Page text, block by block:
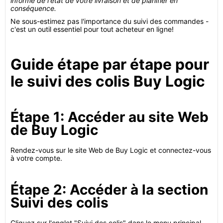
conséquence.
Ne sous-estimez pas l'importance du suivi des commandes -
c'est un outil essentiel pour tout acheteur en ligne!
Guide étape par étape pour
le suivi des colis Buy Logic
Étape 1: Accéder au site Web
de Buy Logic
Rendez-vous sur le site Web de Buy Logic et connectez-vous
à votre compte.
Étape 2: Accéder à la section
Suivi des colis